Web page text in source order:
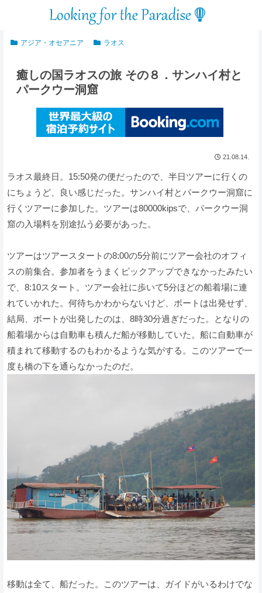
アジア・オセアニア ラオス
癒しの国ラオスの旅 その８．サンハイ村と
パークウー洞窟
21.08.14.
ラオス最終日。15:50発の便だったので、半日ツアーに行くの
にちょうど、良い感じだった。サンハイ村とパークウー洞窟に
行くツアーに参加した。ツアーは80000kipsで、パークウー洞
窟の入場料を別途払う必要があった。
ツアーはツアースタートの8:00の5分前にツアー会社のオフィ
スの前集合。参加者をうまくピックアップできなかったみたい
で、8:10スタート。ツアー会社に歩いて5分ほどの船着場に連
れていかれた。何待ちかわからないけど、ボートは出発せず、
結局、ボートが出発したのは、8時30分過ぎだった。となりの
船着場からは自動車も積んだ船が移動していた。船に自動車が
積まれて移動するのもわかるような気がする。このツアーで一
度も橋の下を通らなかったのだ。
移動は全て、船だった。このツアーは、ガイドがいるわけでな